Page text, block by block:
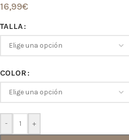
16,99€
TALLA
COLOR
- +